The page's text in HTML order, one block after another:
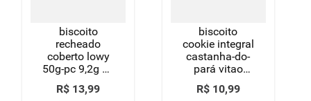
biscoito
recheado
coberto lowy
50g-pc 9,2g de
proteina sabor
doce de leite -
R$ 13,99
biscoito
cookie integral
castanha-do-
pará vitao
pacote 200g
R$ 10,99